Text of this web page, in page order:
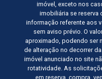
imóvel, exceto nos
imobiliária se reserva
informação referente aos
sem aviso prévio. O
aproximado, podendo ser
de alteração no decorrer
imóvel anunciado no site
rotatividade. As
em reserva, compra,